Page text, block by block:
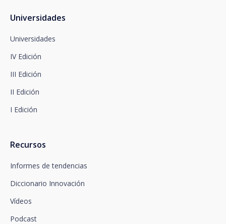
Universidades
Universidades
IV Edición
III Edición
II Edición
I Edición
Recursos
Informes de tendencias
Diccionario Innovación
Vídeos
Podcast
dpo@santalucía.es
reclamación ante la Autoridad de Control
Dispone de información completa sobre protección
apartado de Política de Privacidad, que le
aconsejamos consulte.